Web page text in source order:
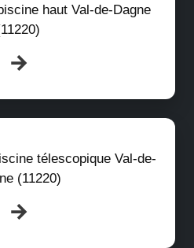
haut Val-de-Dagne
télescopique Val-de-
(11220)